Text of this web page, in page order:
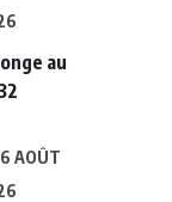
au
6 AOÛT